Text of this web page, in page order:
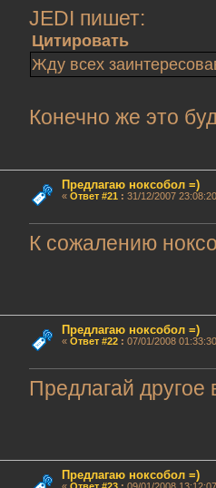
JEDI пишет:
Цитировать
Жду всех
Конечно же это
Предлагаю ноксобол =)
« Ответ #21 : 31/12/2007
К сожалению
Предлагаю ноксобол =)
« Ответ #22: 07/01/2008
Предлагай другое
Предлагаю ноксобол =)